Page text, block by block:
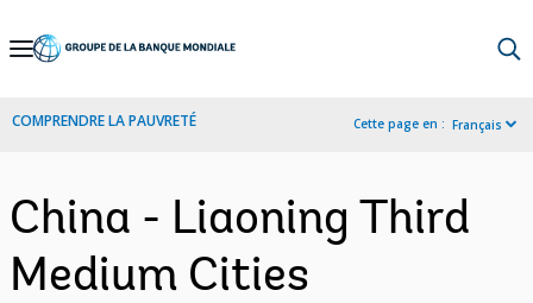
Skip
Navigation
COMPRENDRE LA PAUVRETÉ Cette page en : Français
China - Liaoning Third
Medium Cities